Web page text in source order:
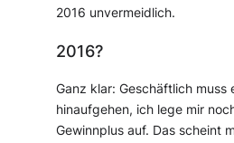
2016 unvermeidlich.
2016?
Ganz klar: Geschäftlich muss
hinaufgehen, ich lege mir
Gewinnplus auf. Das scheint